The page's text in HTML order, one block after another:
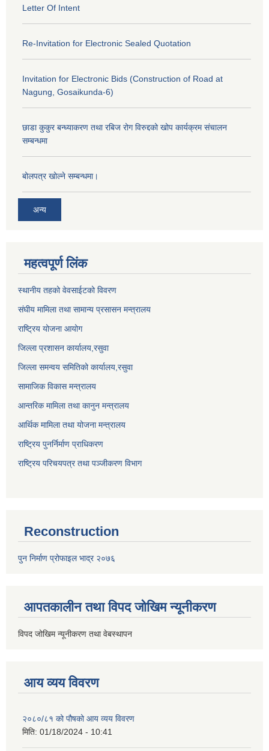
Letter Of Intent
Re-Invitation for Electronic Sealed Quotation
Invitation for Electronic Bids (Construction of Road at
Nagung, Gosaikunda-6)
छाडा कुकुर बन्ध्याकरण तथा रबिज रोग विरुद्दको खोप कार्यक्रम संचालन
सम्बन्धमा
बोलपत्र खोल्ने सम्बन्धमा।
अन्य
महत्वपूर्ण लिंक
स्थानीय तहको वेवसाईटको विवरण
संघीय मामिला तथा सामान्य प्रसासन मन्त्रालय
राष्ट्रिय योजना आयोग
जिल्ला प्रशासन कार्यालय,रसुवा
जिल्ला समन्वय समितिको कार्यालय,रसुवा
सामाजिक विकास मन्त्रालय
आन्तरिक मामिला तथा कानुन मन्त्रालय
आर्थिक मामिला तथा योजना मन्त्रालय
राष्ट्रिय पुनर्निर्माण प्राधिकरण
राष्ट्रिय परिचयपत्र तथा पञ्जीकरण विभाग
Reconstruction
पुन निर्माण प्रोफाइल भाद्र २०७६
आपतकालीन तथा विपद जोखिम न्यूनीकरण
विपद जोखिम न्यूनीकरण तथा वेबस्थापन
आय व्यय विवरण
२०८०/८१ को पौषको आय व्यय विवरण
मिति: 01/18/2024 - 10:41